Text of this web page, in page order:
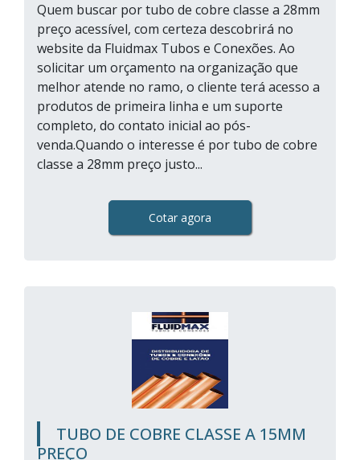
Quem buscar por tubo de cobre classe a 28mm
preço acessível, com certeza descobrirá no
website da Fluidmax Tubos e Conexões. Ao
solicitar um orçamento na organização que
melhor atende no ramo, o cliente terá acesso a
produtos de primeira linha e um suporte
completo, do contato inicial ao pós-
venda.Quando o interesse é por tubo de cobre
classe a 28mm preço justo...
Cotar agora
TUBO DE COBRE CLASSE A 15MM
PREÇO